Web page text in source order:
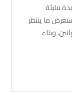
مليئة
ما ينتظر
وبناء